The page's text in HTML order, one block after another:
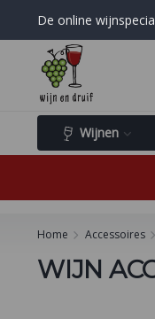
De online
Wijnen
Home Accessoires
WIJN